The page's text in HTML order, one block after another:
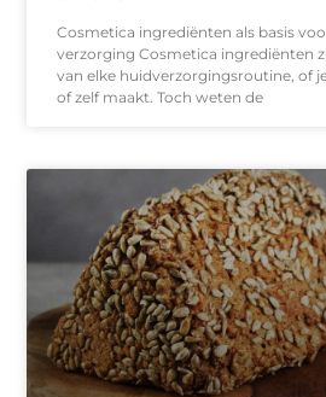
Cosmetica ingrediënten als basis
verzorging Cosmetica ingrediënten
van elke huidverzorgingsroutine, of
of zelf maakt. Toch weten de